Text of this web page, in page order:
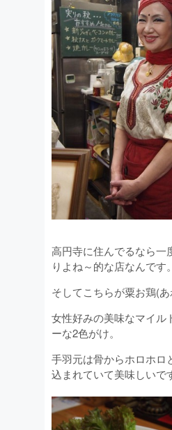
高円寺に住んでるなら一
りよね～的な店なんです。
そしてこちらが粟お鶏(
女性好みの美味なマイル
ーな2色がけ。
手羽元は骨からホロホロ
込まれていて美味しいで